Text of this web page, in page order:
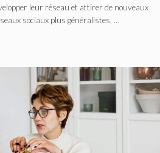
leur réseau et attirer de nouveaux
sociaux plus généralistes, …